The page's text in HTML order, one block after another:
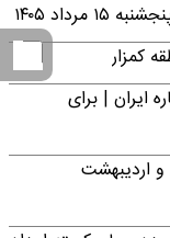
۱۴۰۵
کمزار
ایران | برای
و اردیبهشت